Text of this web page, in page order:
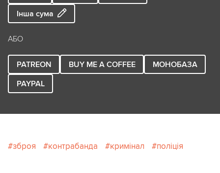
Інша сума
АБО
PATREON BUY ME A COFFEE
МОНОБАЗА
PAYPAL
зброя контрабанда кримінал поліція